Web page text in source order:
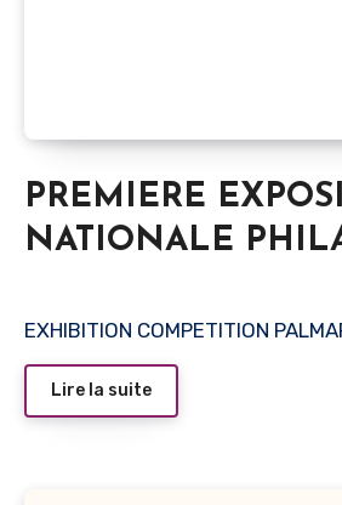
PREMIERE
NATIONALE
VIRTUELLE
2020
EXHIBITION COMPETITION
Lire la suite